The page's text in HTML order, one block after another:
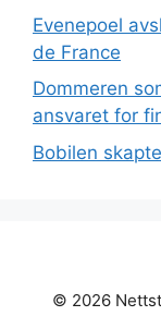
Evenepoel
de France
Dommeren
ansvaret for
Bobilen
© 2026